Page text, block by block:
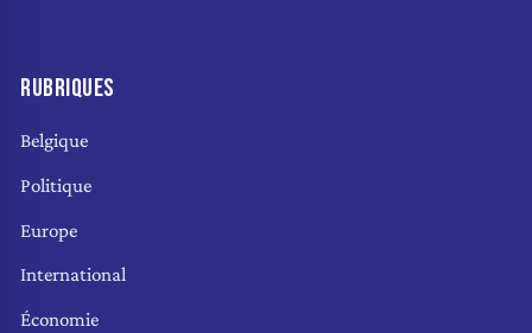
RUBRIQUES
Belgique
Politique
Europe
International
Économie